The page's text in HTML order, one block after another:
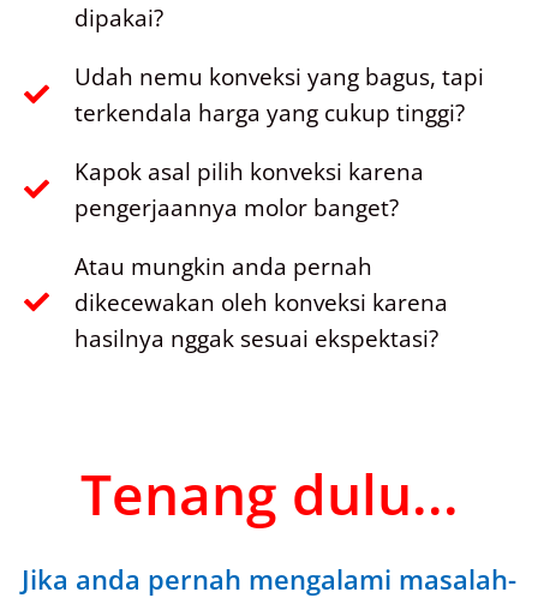
dipakai?
Udah nemu konveksi yang bagus, tapi
terkendala harga yang cukup tinggi?
Kapok asal pilih konveksi karena
pengerjaannya molor banget?
Atau mungkin anda pernah
dikecewakan oleh konveksi karena
hasilnya nggak sesuai ekspektasi?
Tenang dulu...
Jika anda pernah mengalami masalah-